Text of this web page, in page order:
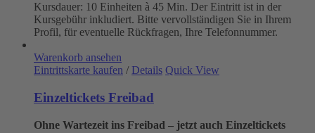
Kursdauer: 10 Einheiten à 45 Min. Der Eintritt ist in der
Kursgebühr inkludiert. Bitte vervollständigen Sie in Ihrem
Profil, für eventuelle Rückfragen, Ihre Telefonnummer.
Warenkorb ansehen
Eintrittskarte kaufen / Details Quick View
Einzeltickets Freibad
Ohne Wartezeit ins Freibad – jetzt auch Einzeltickets